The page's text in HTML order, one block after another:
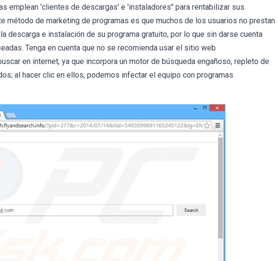
emplean 'clientes de descargas' e 'instaladores" para rentabilizar sus
método de marketing de programas es que muchos de los usuarios no prestan
descarga e instalación de su programa gratuito, por lo que sin darse cuenta
Tenga en cuenta que no se recomienda usar el sitio web
en internet, ya que incorpora un motor de búsqueda engañoso, repleto de
al hacer clic en ellos, podemos infectar el equipo con programas